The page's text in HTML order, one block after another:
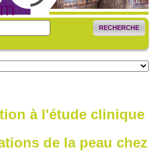
RECHERCHE
à l'étude clinique
de la peau chez